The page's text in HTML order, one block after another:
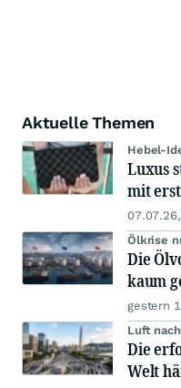
Aktuelle Themen
Hebel-
Luxus
mit
Ölkrise
Die
kaum
gestern
Luft
Die
Welt